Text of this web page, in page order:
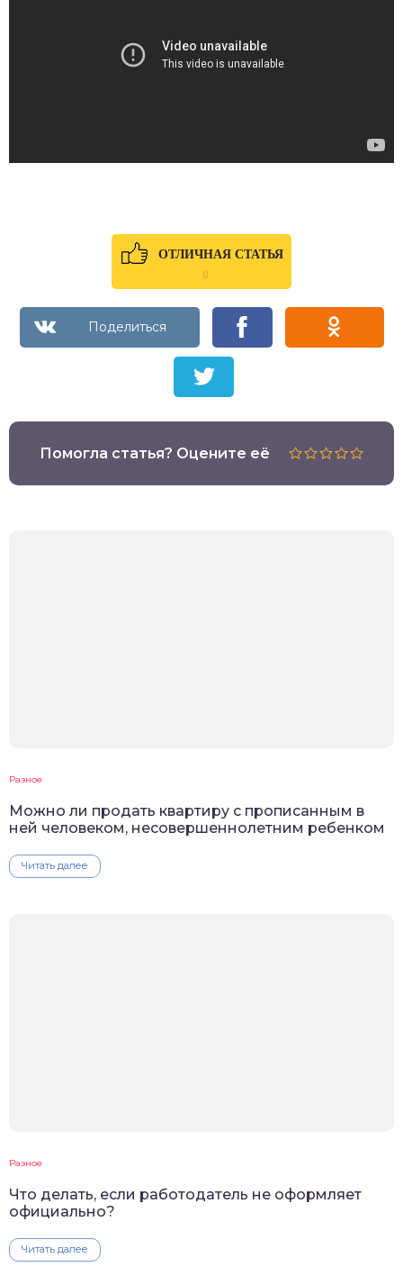
ОТЛИЧНАЯ СТАТЬЯ
0
Помогла статья? Оцените её
Разное
Можно ли продать квартиру с прописанным в
ней человеком, несовершеннолетним ребенком
Читать далее
Разное
Что делать, если работодатель не оформляет
официально?
Читать далее